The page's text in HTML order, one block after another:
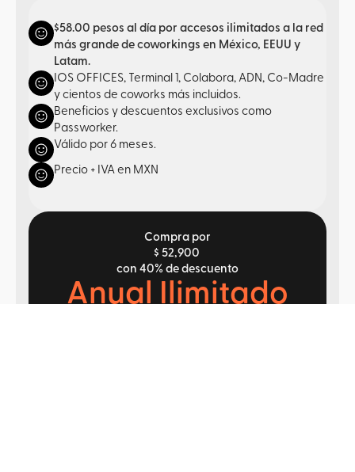
$58.00 pesos al día por accesos ilimitados a la red
más grande de coworkings en México, EEUU y
Latam.
IOS OFFICES, Terminal 1, Colabora, ADN, Co-Madre
y cientos de coworks más incluidos.
Beneficios y descuentos exclusivos como
Passworker.
Válido por 6 meses.
Precio + IVA en MXN
Compra por
$ 52,900
con 40% de descuento
Anual Ilimitado